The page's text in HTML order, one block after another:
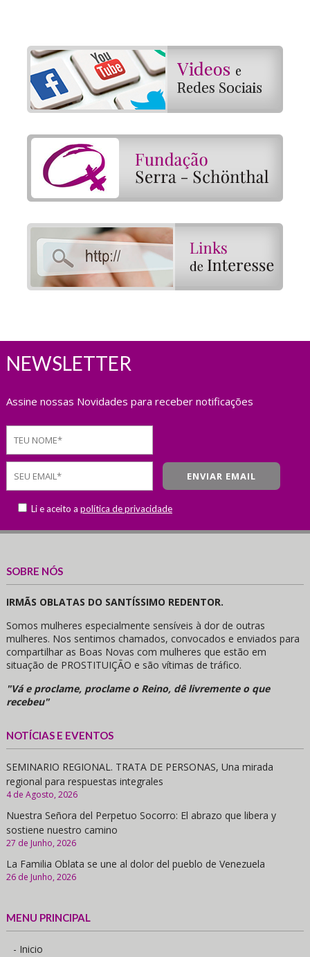
NEWSLETTER
Assine nossas Novidades para receber notificações
Li e aceito a política de privacidade
SOBRE NÓS
IRMÃS OBLATAS DO SANTÍSSIMO REDENTOR.
Somos mulheres especialmente sensíveis à dor de outras
mulheres. Nos sentimos chamados, convocados e enviados para
compartilhar as Boas Novas com mulheres que estão em
situação de PROSTITUIÇÃO e são vítimas de tráfico.
"Vá e proclame, proclame o Reino, dê livremente o que
recebeu"
NOTÍCIAS E EVENTOS
SEMINARIO REGIONAL. TRATA DE PERSONAS, Una mirada
regional para respuestas integrales
4 de Agosto, 2026
Nuestra Señora del Perpetuo Socorro: El abrazo que libera y
sostiene nuestro camino
27 de Junho, 2026
La Familia Oblata se une al dolor del pueblo de Venezuela
26 de Junho, 2026
MENU PRINCIPAL
- Inicio